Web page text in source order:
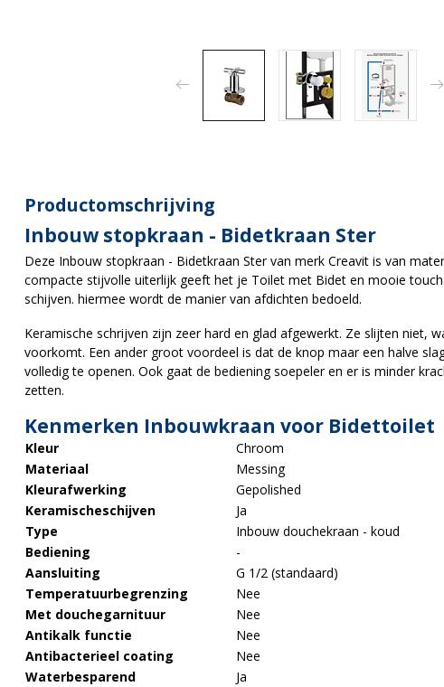
Productomschrijving
Inbouw stopkraan - Bidetkraan Ster
Deze Inbouw stopkraan - Bidetkraan Ster van merk Creavit is van
compacte stijvolle uiterlijk geeft het je Toilet met Bidet en mooie
schijven. hiermee wordt de manier van afdichten bedoeld.
Keramische schrijven zijn zeer hard en glad afgewerkt. Ze slijten niet,
voorkomt. Een ander groot voordeel is dat de knop maar een halve
volledig te openen. Ook gaat de bediening soepeler en er is minder
zetten.
Kenmerken Inbouwkraan voor Bidettoilet
Kleur
Chroom
Materiaal
Messing
Kleurafwerking
Gepolished
Keramischeschijven
Ja
Type
Inbouw douchekraan - koud
Bediening
-
Aansluiting
G 1/2 (standaard)
Temperatuurbegrenzing
Nee
Met douchegarnituur
Nee
Antikalk functie
Nee
Antibacterieel coating
Nee
Waterbesparend
Ja